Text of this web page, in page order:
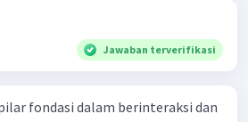
naik dari kiri bawah ke kanan atas
kurva jumlah uang beredar
bentuk kurva jumlah uang
Jawaban terverifikasi
fondasi dalam berinteraksi dan